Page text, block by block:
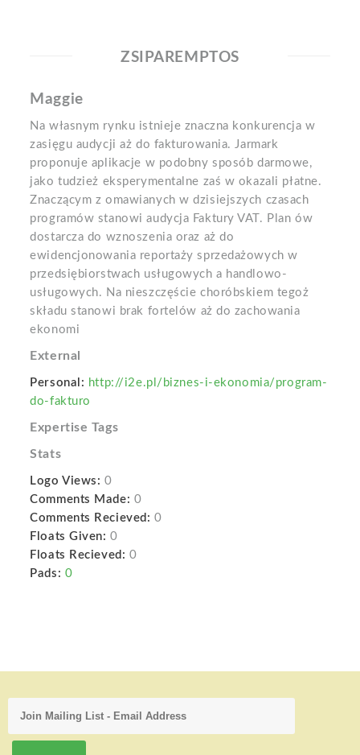
ZSIPAREMPTOS
Maggie
Na własnym rynku istnieje znaczna konkurencja w
zasięgu audycji aż do fakturowania. Jarmark
proponuje aplikacje w podobny sposób darmowe,
jako tudzież eksperymentalne zaś w okazali płatne.
Znaczącym z omawianych w dzisiejszych czasach
programów stanowi audycja Faktury VAT. Plan ów
dostarcza do wznoszenia oraz aż do
ewidencjonowania reportaży sprzedażowych w
przedsiębiorstwach usługowych a handlowo-
usługowych. Na nieszczęście choróbskiem tegoż
składu stanowi brak fortelów aż do zachowania
ekonomi
External
Personal: http://i2e.pl/biznes-i-ekonomia/program-
do-fakturo
Expertise Tags
Stats
Logo Views: 0
Comments Made: 0
Comments Recieved: 0
Floats Given: 0
Floats Recieved: 0
Pads: 0